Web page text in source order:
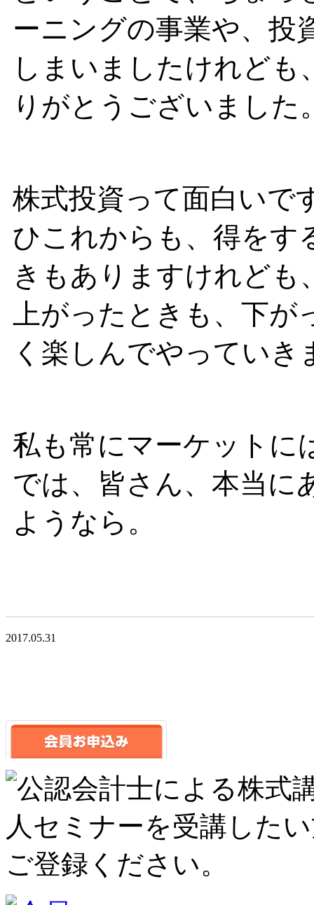
ーニングの事業や、投
しまいましたけれども
りがとうございました
株式投資って面白いで
ひこれからも、得をす
きもありますけれども
上がったときも、下
く楽しんでやっていき
私も常にマーケットに
では、皆さん、本当に
ようなら。
2017.05.31